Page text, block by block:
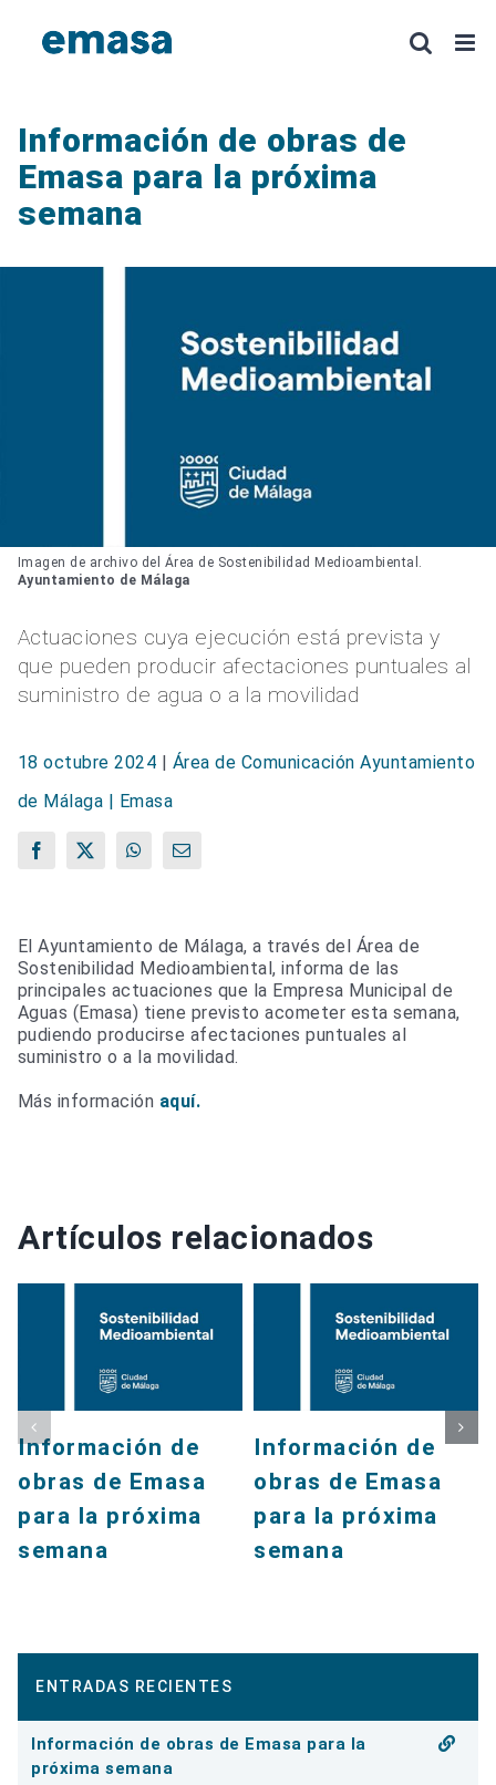
Información de obras de
Emasa para la próxima
semana
Imagen de archivo del Área de Sostenibilidad Medioambiental.
Ayuntamiento de Málaga
Actuaciones cuya ejecución está prevista y
que pueden producir afectaciones puntuales al
suministro de agua o a la movilidad
18 octubre 2024
Área de Comunicación Ayuntamiento
de Málaga | Emasa
Facebook
X WhatsAppCorreo
El Ayuntamiento de Málaga, a través del Área de
Sostenibilidad Medioambiental, informa de las
principales actuaciones que la Empresa Municipal de
Aguas (Emasa) tiene previsto acometer esta semana,
pudiendo producirse afectaciones puntuales al
suministro o a la movilidad.
Más información aquí.
Artículos relacionados
Información de
obras de Emasa
para la próxima
semana
Información de
obras de Emasa
para la próxima
semana
ENTRADAS RECIENTES
Información de obras de Emasa para la
próxima semana